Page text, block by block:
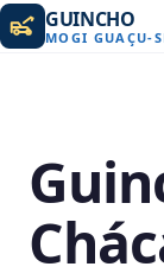
GUINCHO
MOGI GUAÇU-